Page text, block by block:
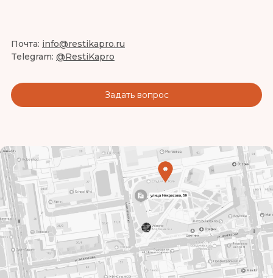
Почта: info@restikapro.ru
Telegram: @RestiKapro
Задать вопрос